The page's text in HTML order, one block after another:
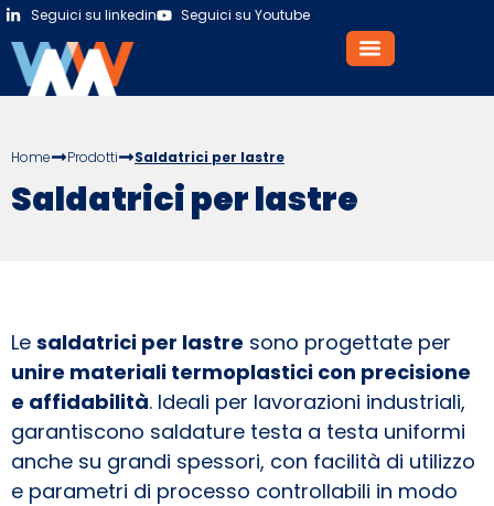
Seguici su linkedin Seguici su Youtube
Home Prodotti Saldatrici per lastre
Saldatrici per lastre
Le saldatrici per lastre sono progettate per
unire materiali termoplastici con precisione
e affidabilità. Ideali per lavorazioni industriali,
garantiscono saldature testa a testa uniformi
anche su grandi spessori, con facilità di utilizzo
e parametri di processo controllabili in modo